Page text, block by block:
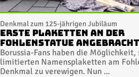
Denkmal zum 125-jährigen Jubiläum
Erste Plaketten an der
FohlenStatue angebracht
Borussia-Fans haben die
limitierten Namensplaketten am
Denkmal zu verewigen. Nun ...